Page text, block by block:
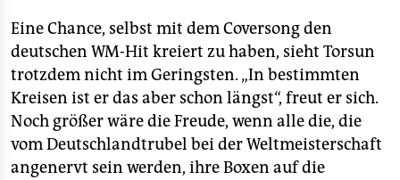
Eine Chance, selbst mit dem Coversong den
deutschen WM-Hit kreiert zu haben, sieht Torsun
trotzdem nicht im Geringsten. „In bestimmten
Kreisen ist er das aber schon längst“, freut er sich.
Noch größer wäre die Freude, wenn alle die, die
vom Deutschlandtrubel bei der Weltmeisterschaft
angenervt sein werden, ihre Boxen auf die